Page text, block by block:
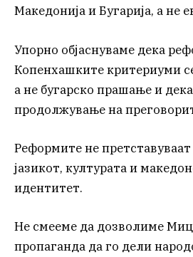
Македонија и Бугарија, а не
Упорно објаснуваме дека
Копенхашките критериуми
a не бугарско прашање и
продолжување на
Реформите не
јазикот, културата и
идентитет.
Не смееме да дозволиме
пропаганда да го дели